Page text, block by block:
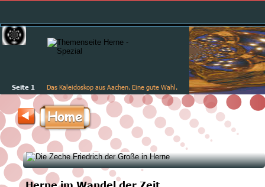
Das Kaleidoskop aus Aachen. Eine gute Wahl.
Seite 1
Home